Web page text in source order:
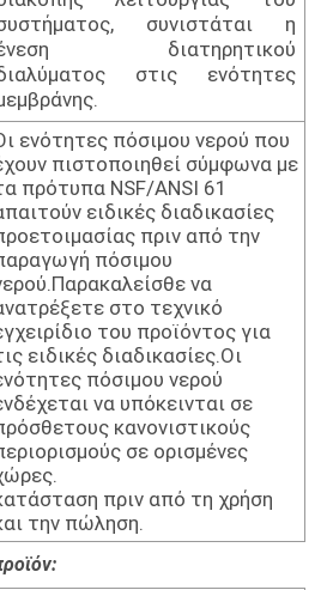
συνιστάται η
διατηρητικού
στις ενότητες
ενότητες πόσιμου νερού που
πιστοποιηθεί σύμφωνα με
πρότυπα NSF/ANSI 61
ειδικές διαδικασίες
πριν από την
πόσιμου
να
στο τεχνικό
του προϊόντος για
ειδικές διαδικασίες.Οι
πόσιμου νερού
να υπόκεινται σε
κανονιστικούς
σε ορισμένες
πριν από τη χρήση
την πώληση.